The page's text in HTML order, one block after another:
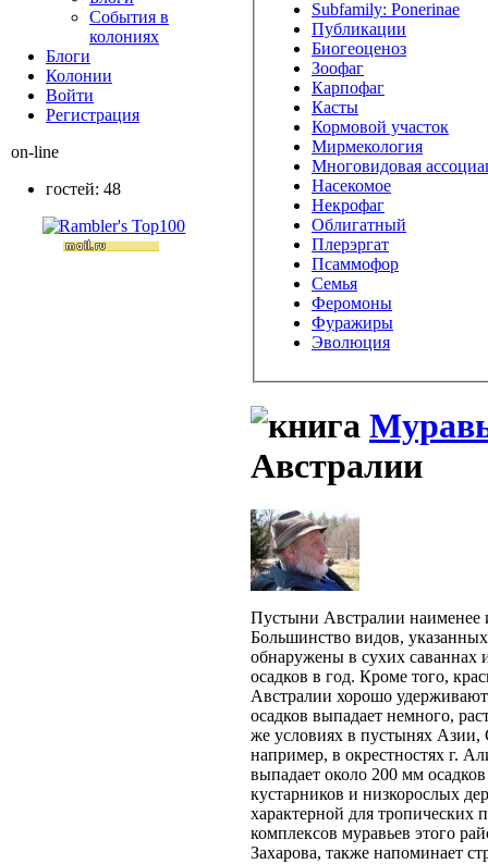
Subfamily: Ponerinae
Публикации
Биогеоценоз
Зоофаг
Карпофаг
Касты
Кормовой участок
Мирмекология
Многовидовая
Насекомое
Некрофаг
Облигатный
Плерэргат
Псаммофор
Семья
Феромоны
Фуражиры
Эволюция
Австралии
Пустыни Австралии наименее
Большинство видов,
обнаружены в сухих саваннах
осадков в год. Кроме того,
Австралии хорошо удерживают
осадков выпадает немного,
же условиях в пустынях
например, в окрестностях г.
выпадает около 200 мм
кустарников и низкорослых
характерной для тропических
комплексов муравьев этого
Захарова, также напоминает
События в
колониях
Блоги
Колонии
Войти
Peгиcтpaция
on-line
гостей: 48